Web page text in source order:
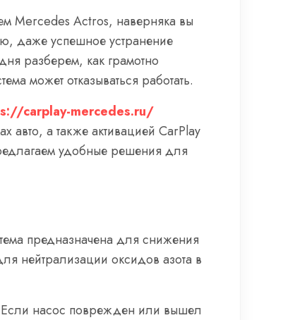
Mercedes Actros, наверняка вы
даже успешное устранение
разберем, как грамотно
может отказываться работать.
carplay-mercedes.ru/
а также активацией CarPlay
удобные решения для
предназначена для снижения
нейтрализации оксидов азота в
Если насос поврежден или вышел